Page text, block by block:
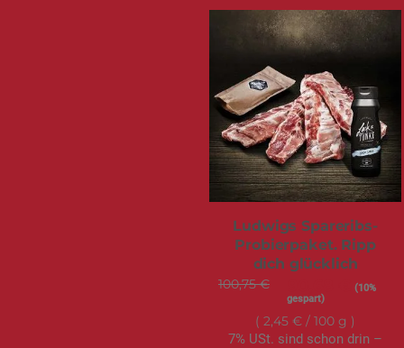
Ludwigs Spareribs-
Probierpaket. Ripp
dich glücklich
100,75 € Sonderangebot(10%
gespart)
2,45 € / 100 g
7% USt. sind schon drin –